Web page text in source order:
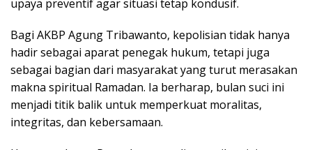
upaya preventif agar situasi tetap kondusif.
Bagi AKBP Agung Tribawanto, kepolisian tidak hanya
hadir sebagai aparat penegak hukum, tetapi juga
sebagai bagian dari masyarakat yang turut merasakan
makna spiritual Ramadan. Ia berharap, bulan suci ini
menjadi titik balik untuk memperkuat moralitas,
integritas, dan kebersamaan.